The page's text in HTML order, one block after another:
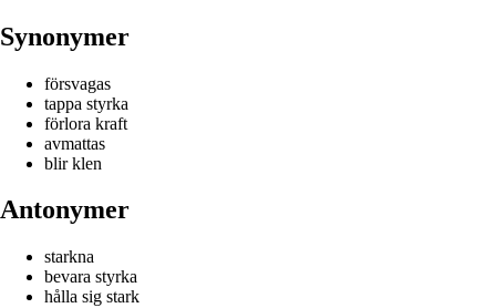
Synonymer
försvagas
tappa styrka
förlora kraft
avmattas
blir klen
Antonymer
starkna
bevara styrka
hålla sig stark